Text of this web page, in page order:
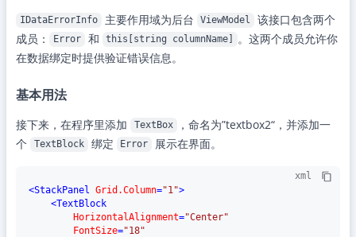
IDataErrorInfo 主要作用域为后台 ViewModel
该接口包含两个
成员：
Error 和 this[string columnName]
。这两个成员允许你
在数据绑定时提供验证错误信息。
基本用法
接下来，在程序里添加 TextBox
，命名为”textbox2“，并添加一
个
TextBlock 绑定 Error 展示在界面。
xml
<StackPanel Grid.Column="1">
<TextBlock
HorizontalAlignment="Center"
FontSize="18"